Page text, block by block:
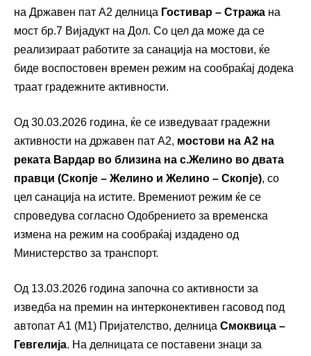
на Државен пат А2 делница Гостивар – Стража на
мост бр.7 Вијадукт на Дол. Со цел да може да се
реализираат работите за санација на мостови, ќе
биде воспостовен времен режим на сообраќај додека
траат градежните активности.
Од 30.03.2026 година, ќе се изведуваат градежни
активности на државен пат А2, мостови на А2 на
реката Вардар во близина на с.Желино во двата
правци (Скопје – Желино и Желино – Скопје), со
цел санација на истите. Времениот режим ќе се
спроведува согласно Одобрението за временска
измена на режим на сообраќај издадено од
Министерство за транспорт.
Од 13.03.2026 година започна со активности за
изведба на премин на интерконективен гасовод под
автопат А1 (М1) Пријателство, делница Смоквица –
Гевгелија. На делницата се поставени знаци за